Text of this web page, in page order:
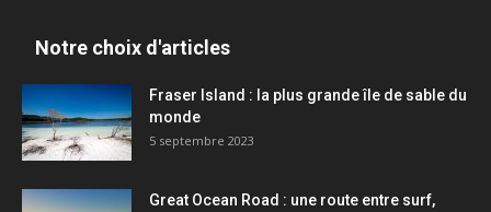
Notre choix d'articles
Fraser Island : la plus grande île de sable du
monde
5 septembre 2023
Great Ocean Road : une route entre surf,